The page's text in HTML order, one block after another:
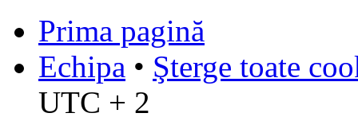
Prima pagină
Echipa • Şterge toate
UTC + 2